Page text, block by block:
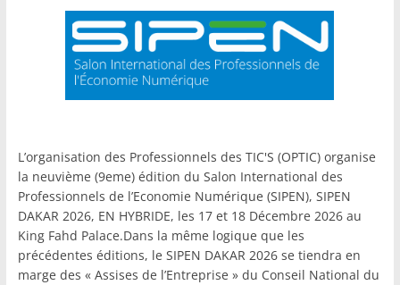
L’organisation des Professionnels des TIC'S (OPTIC) organise
la neuvième (9eme) édition du Salon International des
Professionnels de l’Economie Numérique (SIPEN), SIPEN
DAKAR 2026, EN HYBRIDE, les 17 et 18 Décembre 2026 au
King Fahd Palace.Dans la même logique que les
précédentes éditions, le SIPEN DAKAR 2026 se tiendra en
marge des « Assises de l’Entreprise » du Conseil National du